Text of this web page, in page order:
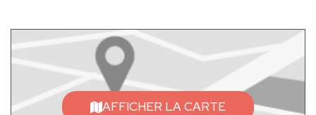
AFFICHER LA CARTE